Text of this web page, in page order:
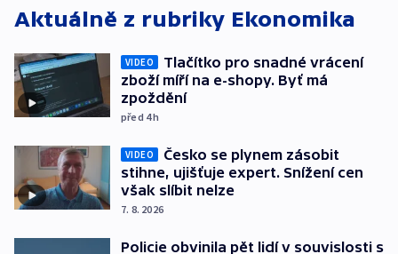
Aktuálně z rubriky Ekonomika
VIDEO
Tlačítko pro snadné vrácení
zboží míří na e-shopy. Byť má
zpoždění
před 4h
VIDEO
Česko se plynem zásobit
stihne, ujišťuje expert. Snížení cen
však slíbit nelze
7. 8. 2026
Policie obvinila pět lidí v souvislosti s